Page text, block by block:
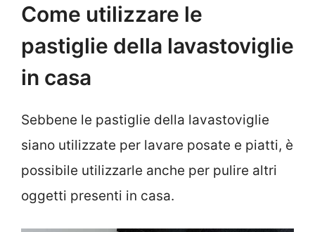
Come utilizzare le
pastiglie della lavastoviglie
in casa
Sebbene le pastiglie della lavastoviglie
siano utilizzate per lavare posate e piatti, è
possibile utilizzarle anche per pulire altri
oggetti presenti in casa.